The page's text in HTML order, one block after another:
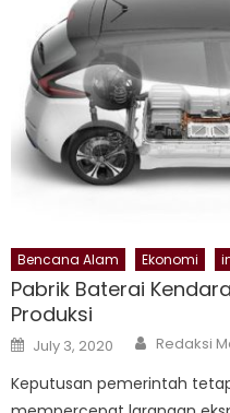
Bencana Alam Ekonomi
Pabrik Baterai
Produksi
Posted
on
July 3, 2020 Author
Redaksi
Keputusan pemerintah